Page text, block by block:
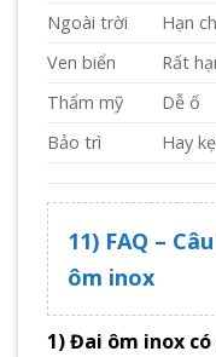
Ngoài trời Hạn
Ven biển
Rất
Thẩm mỹ
Dễ ố
Bảo trì
Hay
11) FAQ –
ôm inox
1) Đai ôm inox